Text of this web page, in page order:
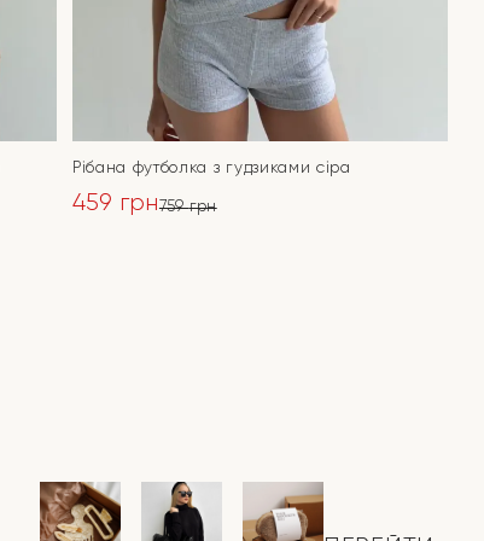
Рібана футболка з гудзиками сіра
759грн
459 грн